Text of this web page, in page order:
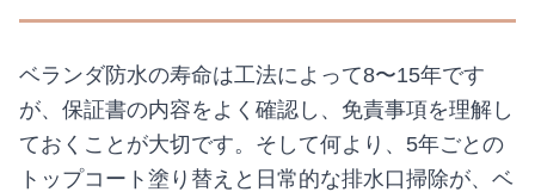
ベランダ防水の寿命は工法によって8〜15年です
が、保証書の内容をよく確認し、免責事項を理解し
ておくことが大切です。そして何より、5年ごとの
トップコート塗り替えと日常的な排水口掃除が、ベ